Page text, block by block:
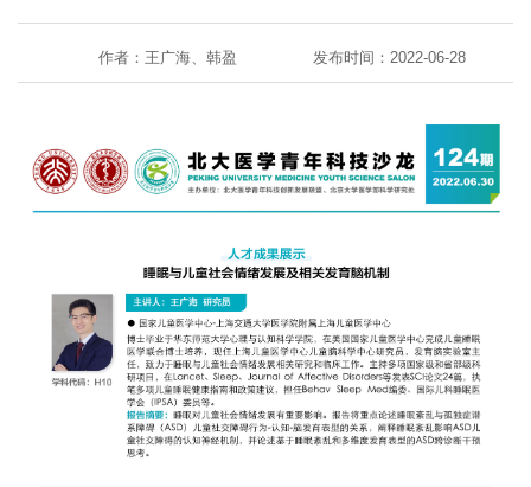
+
作者：王广海、韩盈 发布时间：2022-06-28